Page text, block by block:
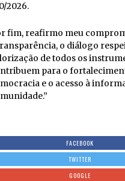
2026.
fim, reafirmo meu
o diálogo
de todos os
para o
e o acesso à
FACEBOOK
TWITTER
GOOGLE